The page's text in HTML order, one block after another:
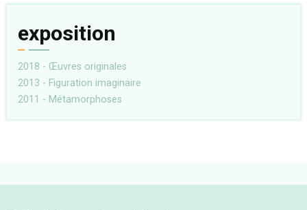
exposition
2018 - Œuvres originales
2013 - Figuration imaginaire
2011 - Métamorphoses